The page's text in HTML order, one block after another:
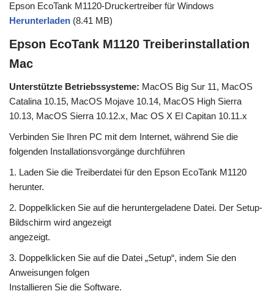
Epson EcoTank M1120-Druckertreiber für Windows
Herunterladen (8.41 MB)
Epson EcoTank M1120 Treiberinstallation
Mac
Unterstützte Betriebssysteme: MacOS Big Sur 11, MacOS
Catalina 10.15, MacOS Mojave 10.14, MacOS High Sierra
10.13, MacOS Sierra 10.12.x, Mac OS X El Capitan 10.11.x
Verbinden Sie Ihren PC mit dem Internet, während Sie die
folgenden Installationsvorgänge durchführen
1. Laden Sie die Treiberdatei für den Epson EcoTank M1120
herunter.
2. Doppelklicken Sie auf die heruntergeladene Datei. Der Setup-
Bildschirm wird angezeigt
angezeigt.
3. Doppelklicken Sie auf die Datei „Setup“, indem Sie den
Anweisungen folgen
Installieren Sie die Software.